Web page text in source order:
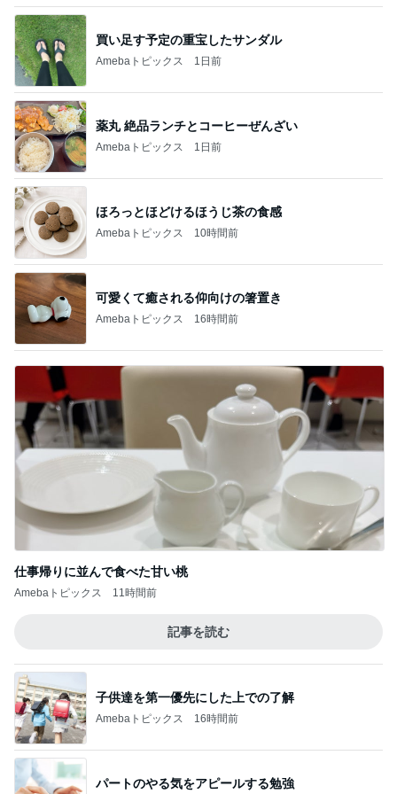
買い足す予定の重宝したサンダル
Amebaトピックス 1日前
薬丸 絶品ランチとコーヒーぜんざい
Amebaトピックス 1日前
ほろっとほどけるほうじ茶の食感
Amebaトピックス 10時間前
可愛くて癒される仰向けの箸置き
Amebaトピックス 16時間前
仕事帰りに並んで食べた甘い桃
Amebaトピックス 11時間前
記事を読む
子供達を第一優先にした上での了解
Amebaトピックス 16時間前
パートのやる気をアピールする勉強